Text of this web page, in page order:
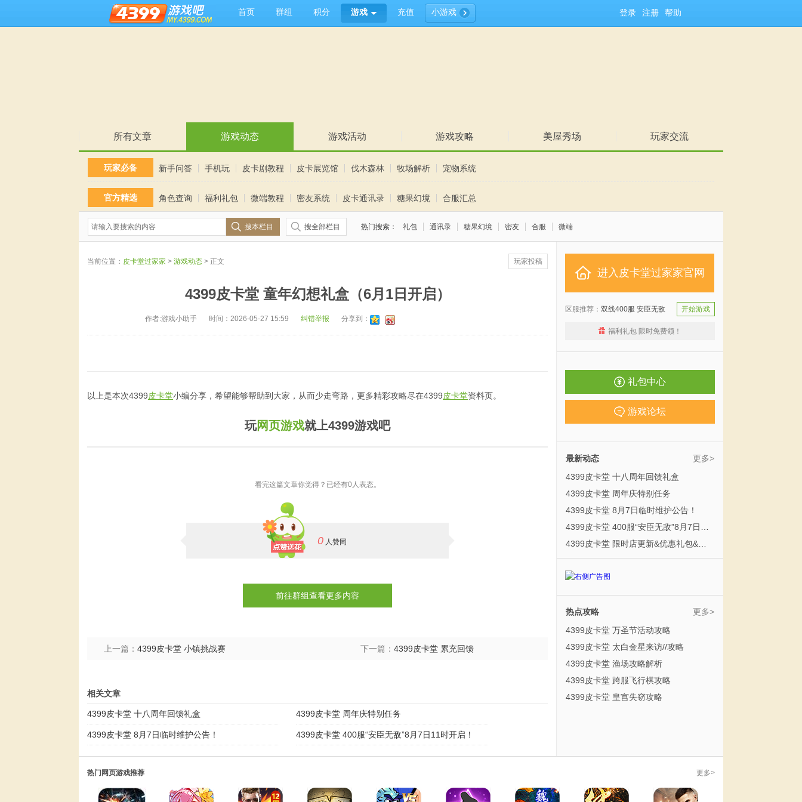
首页 群组 积分 游戏 充值 小游戏 登录 注册 帮助
所有文章 游戏动态 游戏活动 游戏攻略 美屋秀场 玩家交流
玩家必备 新手问答 手机玩 皮卡剧教程 皮卡展览馆 伐木森林 牧场解析 宠物系统
官方精选 角色查询 福利礼包 微端教程 密友系统 皮卡通讯录 糖果幻境 合服汇总
搜本栏目 搜全部栏目 热门搜索： 礼包 通讯录 糖果幻境 密友 合服 微端
玩家投稿
当前位置： 皮卡堂过家家 > 游戏动态 > 正文
4399皮卡堂 童年幻想礼盒（6月1日开启）
作者:游戏小助手 时间：2026-05-27 15:59 纠错举报 分享到：
以上是本次4399皮卡堂小编分享，希望能够帮助到大家，从而少走弯路，更多精彩攻略尽在4399皮卡堂资料页。
玩网页游戏就上4399游戏吧
看完这篇文章你觉得？已经有0人表态。
0 人赞同
前往群组查看更多内容
上一篇： 4399皮卡堂 小镇挑战赛 下一篇： 4399皮卡堂 累充回馈
相关文章
4399皮卡堂 十八周年回馈礼盒 4399皮卡堂 周年庆特别任务
4399皮卡堂 8月7日临时维护公告！ 4399皮卡堂 400服“安臣无敌”8月7日11时开启！
进入皮卡堂过家家官网
区服推荐： 双线400服 安臣无敌 开始游戏
福利礼包 限时免费领！
礼包中心
游戏论坛
最新动态
更多>
4399皮卡堂 十八周年回馈礼盒
4399皮卡堂 周年庆特别任务
4399皮卡堂 8月7日临时维护公告！
热点攻略
更多>
4399皮卡堂 万圣节活动攻略
4399皮卡堂 太白金星来访//攻略
4399皮卡堂 渔场攻略解析
4399皮卡堂 跨服飞行棋攻略
4399皮卡堂 皇宫失窃攻略
热门网页游戏推荐 更多>